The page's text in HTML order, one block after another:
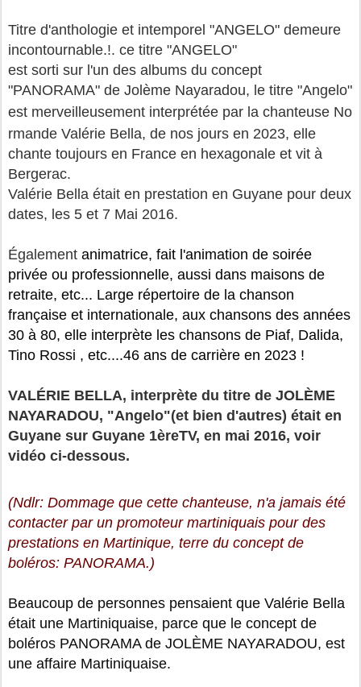
Titre d'anthologie et intemporel "ANGELO" demeure
incontournable.!. ce titre "ANGELO"
est sorti sur l'un des albums du concept
"PANORAMA" de Jolème Nayaradou, le titre "Angelo"
est merveilleusement interprétée par la chanteuse No
rmande Valérie Bella, de nos jours en 2023, elle
chante toujours en France en hexagonale et vit à
Bergerac.
Valérie Bella était en prestation en Guyane pour deux
dates, les 5 et 7 Mai 2016.
Également animatrice, fait l'animation de soirée
privée ou professionnelle, aussi dans maisons de
retraite, etc... Large répertoire de la chanson
française et internationale, aux chansons des années
30 à 80, elle interprète les chansons de Piaf, Dalida,
Tino Rossi , etc....46 ans de carrière en 2023 !
VALÉRIE BELLA, interprète du titre de JOLÈME
NAYARADOU, "Angelo"(et bien d'autres) était en
Guyane sur Guyane 1èreTV, en mai 2016, voir
vidéo ci-dessous.
(Ndlr: Dommage que cette chanteuse, n'a jamais été
contacter par un promoteur martiniquais pour des
prestations en Martinique, terre du concept de
boléros: PANORAMA.)
Beaucoup de personnes pensaient que Valérie Bella
était une Martiniquaise, parce que le concept de
boléros PANORAMA de JOLÈME NAYARADOU, est
une affaire Martiniquaise.